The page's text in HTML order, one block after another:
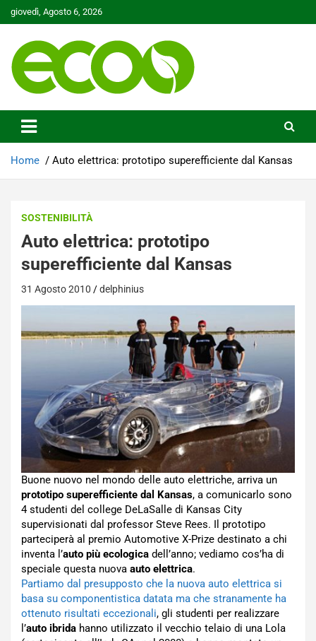
Skip
to
giovedì, Agosto 6, 2026
Ecoo.it
Home Auto elettrica: prototipo superefficiente dal Kansas
SOSTENIBILITÀ
Auto elettrica: prototipo
superefficiente dal Kansas
31 Agosto 2010 delphinius
Buone nuovo nel mondo delle auto elettriche, arriva un
prototipo superefficiente dal Kansas, a comunicarlo sono
4 studenti del college DeLaSalle di Kansas City
supervisionati dal professor Steve Rees. Il prototipo
parteciperà al premio Automotive X-Prize destinato a chi
inventa l’auto più ecologica dell’anno; vediamo cos’ha di
speciale questa nuova auto elettrica.
Partiamo dal presupposto che la nuova auto elettrica si
basa su componentistica datata ma che stranamente ha
ottenuto risultati eccezionali, gli studenti per realizzare
l’auto ibrida hanno utilizzato il vecchio telaio di una Lola